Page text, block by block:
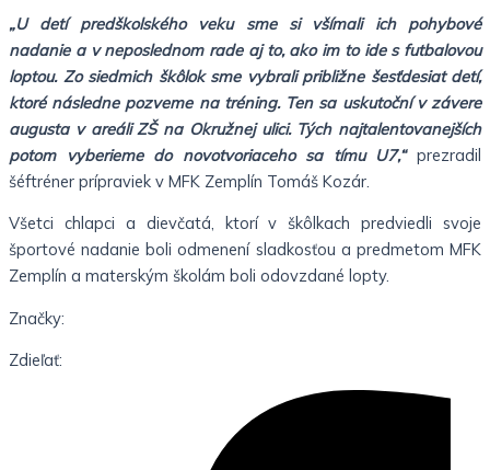
„U detí predškolského veku sme si všímali ich pohybové
nadanie a v neposlednom rade aj to, ako im to ide s futbalovou
loptou. Zo siedmich škôlok sme vybrali približne šesťdesiat detí,
ktoré následne pozveme na tréning. Ten sa uskutoční v závere
augusta v areáli ZŠ na Okružnej ulici. Tých najtalentovanejších
potom vyberieme do novotvoriaceho sa tímu U7,“prezradil
šéftréner prípraviek v MFK Zemplín Tomáš Kozár.
Všetci chlapci a dievčatá, ktorí v škôlkach predviedli svoje
športové nadanie boli odmenení sladkosťou a predmetom MFK
Zemplín a materským školám boli odovzdané lopty.
Značky:
Zdieľať: